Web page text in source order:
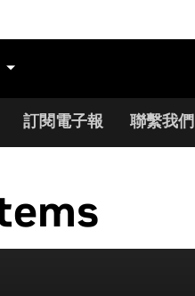
訂閱電子報 聯繫我們